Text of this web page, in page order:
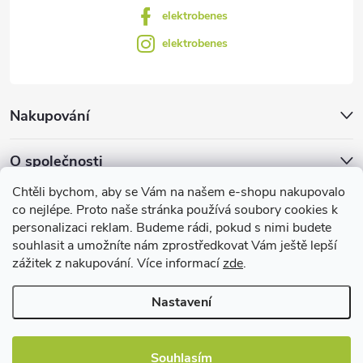
Chtěli bychom, aby se Vám na našem e-shopu nakupovalo
co nejlépe. Proto naše stránka používá soubory cookies k
personalizaci reklam. Budeme rádi, pokud s nimi budete
souhlasit a umožníte nám zprostředkovat Vám ještě lepší
zážitek z nakupování. Více informacízde.
Nastavení
Souhlasím
Nakupování
O společnosti
Facebook
elektrobenes
elektrobenes
Užitečné informace